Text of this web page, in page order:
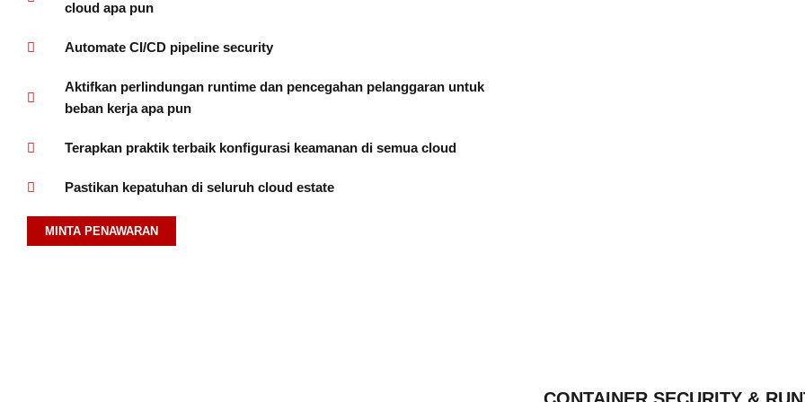
cloud apa pun
Automate CI/CD pipeline security
Aktifkan perlindungan runtime dan pencegahan pelanggaran untuk
beban kerja apa pun
Terapkan praktik terbaik konfigurasi keamanan di semua cloud
Pastikan kepatuhan di seluruh cloud estate
MINTA PENAWARAN